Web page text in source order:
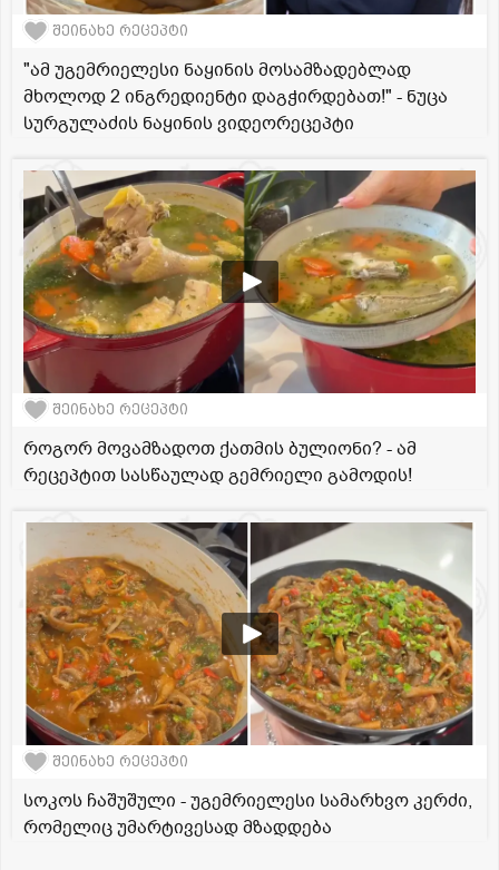
შეინახე რეცეპტი
"ამ უგემრიელესი ნაყინის მოსამზადებლად
მხოლოდ 2 ინგრედიენტი დაგჭირდებათ!" - ნუცა
სურგულაძის ნაყინის ვიდეორეცეპტი
შეინახე რეცეპტი
როგორ მოვამზადოთ ქათმის ბულიონი? - ამ
რეცეპტით სასწაულად გემრიელი გამოდის!
შეინახე რეცეპტი
სოკოს ჩაშუშული - უგემრიელესი სამარხვო კერძი,
რომელიც უმარტივესად მზადდება